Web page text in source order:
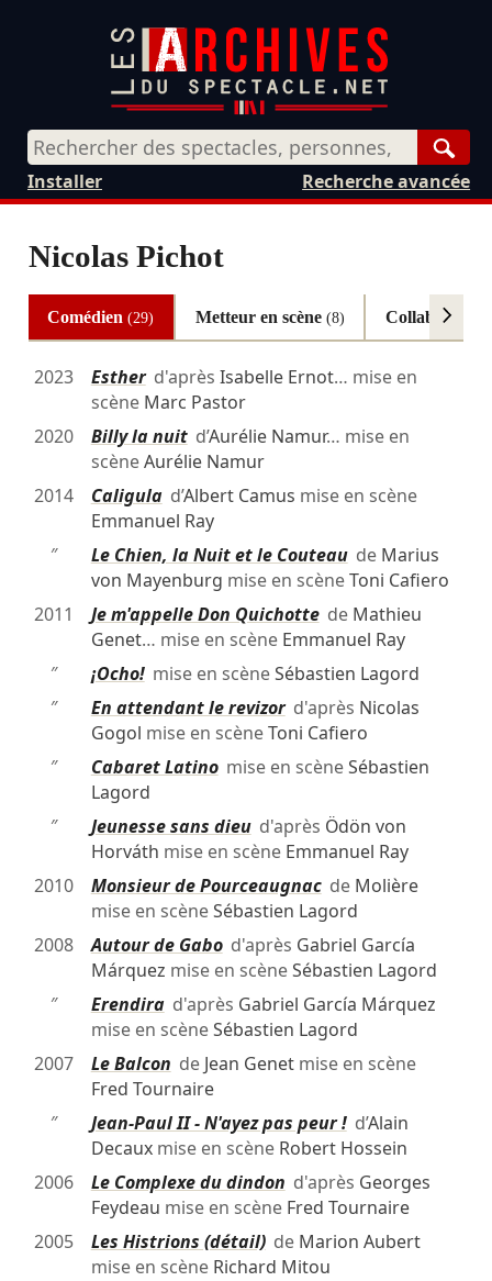
Recherche avancée
Installer
Nicolas Pichot
Comédien(29) Metteur en scène (8)
2023 Estherd'après Isabelle Ernot… mise en
scène Marc Pastor
2020
Billy la nuitd’Aurélie Namur… mise en
scèneAurélie Namur
2014
Caligulad’Albert Camus mise en scène
Emmanuel Ray
″
Le Chien, la Nuit et le Couteaude Marius
von Mayenburg mise en scèneToni Cafiero
2011
Je m'appelle Don Quichottede Mathieu
Genet… mise en scène Emmanuel Ray
″
¡Ocho!mise en scèneSébastien Lagord
″
En attendant le revizord'après Nicolas
Gogol mise en scèneToni Cafiero
″
Cabaret Latinomise en scèneSébastien
Lagord
″
Jeunesse sans dieud'après Ödön von
Horváth mise en scène Emmanuel Ray
2010
Monsieur de Pourceaugnacde Molière
mise en scèneSébastien Lagord
2008
Autour de Gabod'après Gabriel García
Márquez mise en scèneSébastien Lagord
″
Erendirad'après Gabriel García Márquez
mise en scèneSébastien Lagord
2007
Le Balcon de Jean Genetmise en scène
Fred Tournaire
″
Jean-Paul II - N'ayez pas peur !d’Alain
Decauxmise en scène Robert Hossein
2006
Le Complexe du dindon d'après Georges
Feydeau mise en scène Fred Tournaire
2005
Les Histrions (détail)de Marion Aubert
mise en scène Richard Mitou